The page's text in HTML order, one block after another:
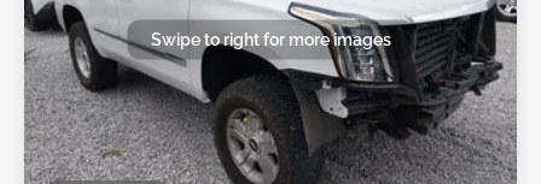
Swipe to right for more images